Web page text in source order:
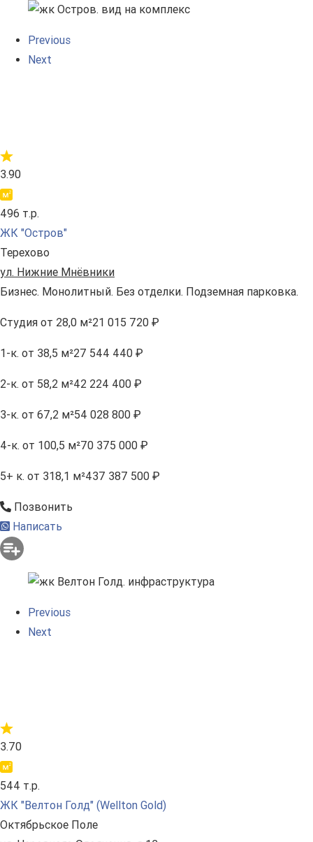
Previous
Next
3.90
496 т.р.
ЖК "Остров"
Терехово
ул. Нижние Мнёвники
Бизнес. Монолитный. Без отделки. Подземная парковка.
Студия от 28,0 м²21 015 720 ₽
1-к. от 38,5 м²27 544 440 ₽
2-к. от 58,2 м²42 224 400 ₽
3-к. от 67,2 м²54 028 800 ₽
4-к. от 100,5 м²70 375 000 ₽
5+ к. от 318,1 м²437 387 500 ₽
Позвонить
Написать
Previous
Next
3.70
544 т.р.
ЖК "Велтон Голд" (Wellton Gold)
Октябрьское Поле